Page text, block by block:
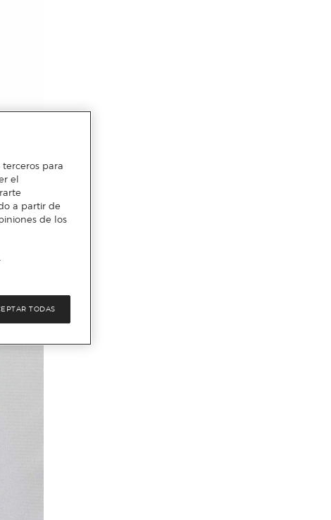
terceros para
el
a partir de
de los
TODAS